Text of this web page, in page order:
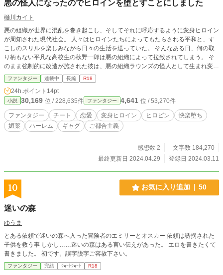
悪の怪人になったのでヒロインを堕とすことにしました
樋川カイト
悪の組織が世界に混乱を巻き起こし、そしてそれに呼応するように変身ヒロイン
が周知された現代社会。 人々はヒロインたちによってもたらされる平和と、す
こしのスリルを楽しみながら日々の生活を送っていた。 そんなある日、何の取
り柄もない平凡な高校生の秋野一郎は悪の組織によって拉致されてしまう。 そ
のまま強制的に改造が施された彼は、悪の組織ラウンズの怪人として生まれ変わ
ってしまった。 そんな彼に与えられた使命は、変身ヒロインの殲滅。 精神まで
悪に染められた彼はその使命に従い、自らの能力で変身ヒロインを手中に収める
ことを心に誓う。 そして世界は、ゆっくりと悪に染まっていくのだった。
ファンタジー 連載中 長編 R18
24h.ポイント 14pt
小説 30,169 位 / 228,635件 ファンタジー 4,641 位 / 53,270件
ファンタジー チート 恋愛 変身ヒロイン ヒロピン
快楽堕ち
媚薬
ハーレム ギャグ ご都合主義
感想数 2
文字数 184,270
最終更新日 2024.04.29
登録日 2024.03.11
10 お気に入り追加 50
迷いの森
ゆうま
とある依頼で迷いの森へ入った冒険者のエミリーとオスカー 依頼は誘拐された
子供を救う事 しかし……迷いの森はある言い伝えがあった。 エロを書きたくて
書きました。 初です。誤字脱字ご容赦下さい。
ファンタジー 完結 ｼｮｰﾄｼｮｰﾄ R18